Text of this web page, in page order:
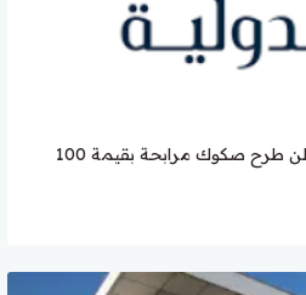
شركة البحر الأحمر العالمية تعلن طرح صكوك مرابحة بقيمة 100